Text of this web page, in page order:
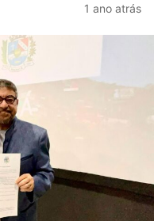
1 ano atrás